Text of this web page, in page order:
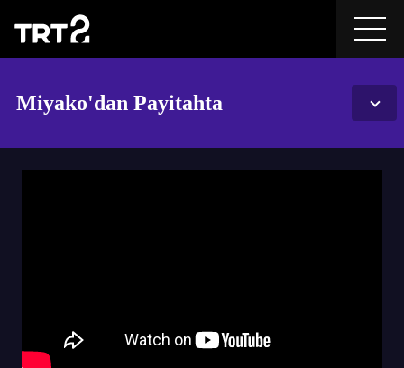
Miyako'dan Payitahta